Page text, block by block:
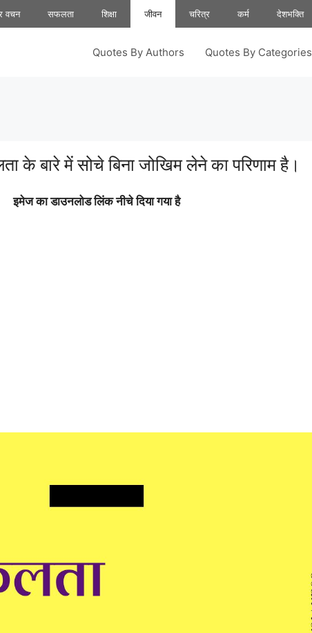
वचन सफलता शिक्षा जीवन चरित्र कर्म देशभक्ति
Quotes By Authors Quotes By Categories
बारे में सोचे बिना जोखिम लेने का परिणाम है।
इमेज का डाउनलोड लिंक नीचे दिया गया है